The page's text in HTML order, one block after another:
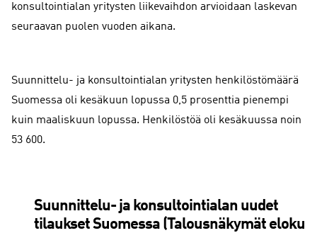
konsultointialan yritysten liikevaihdon arvioidaan laskevan
seuraavan puolen vuoden aikana.
Suunnittelu- ja konsultointialan yritysten henkilöstömäärä
Suomessa oli kesäkuun lopussa 0,5 prosenttia pienempi
kuin maaliskuun lopussa. Henkilöstöä oli kesäkuussa noin
53 600.
Suunnittelu- ja konsultointialan uudet
tilaukset Suomessa (Talousnäkymät elokuu